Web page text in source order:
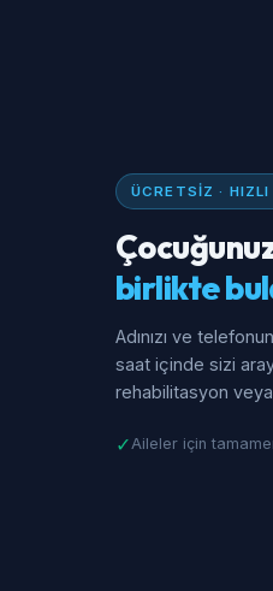
ÜCRETSIZ · HIZLI
birlikte
Adınızı ve
saat içinde sizi
rehabilitasyon
✓Aileler için